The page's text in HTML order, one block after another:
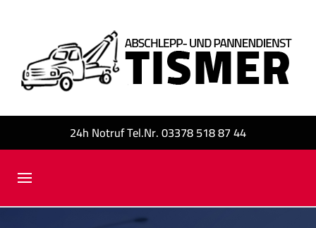
24h Notruf Tel.Nr. 03378 518 87 44